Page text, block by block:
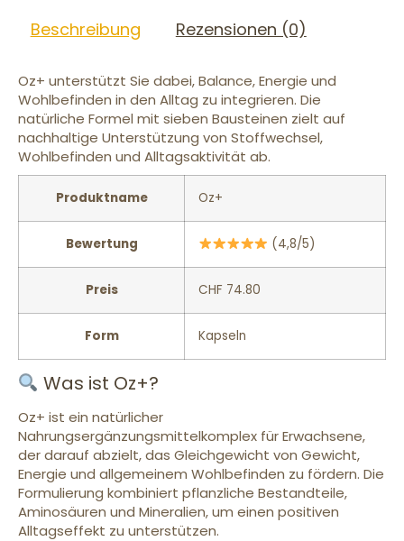
Beschreibung Rezensionen (0)
Oz+ unterstützt Sie dabei, Balance, Energie und
Wohlbefinden in den Alltag zu integrieren. Die
natürliche Formel mit sieben Bausteinen zielt auf
nachhaltige Unterstützung von Stoffwechsel,
Wohlbefinden und Alltagsaktivität ab.
Produktname Oz+
Bewertung (4,8/5)
Preis CHF 74.80
Form Kapseln
Was ist Oz+?
Oz+ ist ein natürlicher
Nahrungsergänzungsmittelkomplex für Erwachsene,
der darauf abzielt, das Gleichgewicht von Gewicht,
Energie und allgemeinem Wohlbefinden zu fördern. Die
Formulierung kombiniert pflanzliche Bestandteile,
Aminosäuren und Mineralien, um einen positiven
Alltagseffekt zu unterstützen.